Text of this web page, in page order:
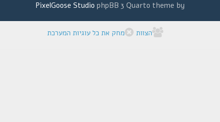
phpBB 3 Quarto theme by
PixelGoose Studio
הצוות מחק את כל עוגיות המערכת